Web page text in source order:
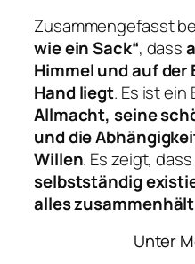
Zusammengefasst
wie ein Sack“, dass
Himmel und auf der
Hand liegt. Es ist ein
Allmacht, seine
und die
Willen. Es zeigt, dass
selbstständig
alles
Unter